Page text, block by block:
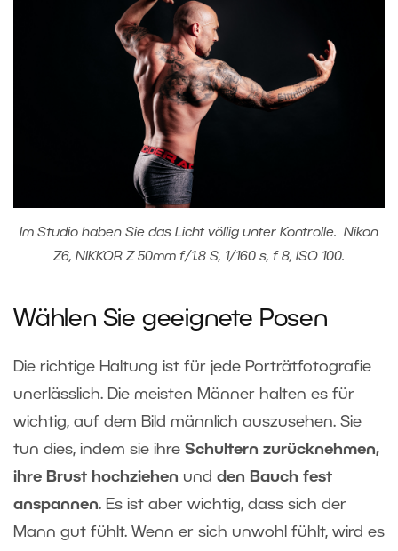
Im Studio haben Sie das Licht völlig unter Kontrolle. Nikon
Z6, NIKKOR Z 50mm f/1.8 S, 1/160 s, f 8, ISO 100.
Wählen Sie geeignete Posen
Die richtige Haltung ist für jede Porträtfotografie
unerlässlich. Die meisten Männer halten es für
wichtig, auf dem Bild männlich auszusehen. Sie
tun dies, indem sie ihre Schultern zurücknehmen,
ihre Brust hochziehen und den Bauch fest
anspannen. Es ist aber wichtig, dass sich der
Mann gut fühlt. Wenn er sich unwohl fühlt, wird es